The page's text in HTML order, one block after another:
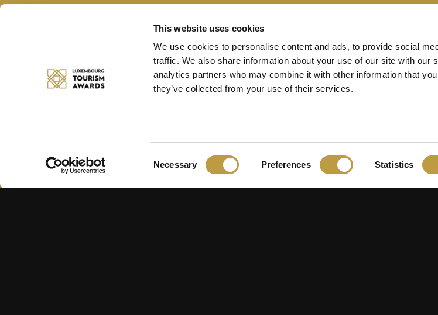
This website uses cookies
We use cookies to personalise content and ads, to provide social
traffic. We also share information about your use of our site with our
analytics partners who may combine it with other information that
they’ve collected from your use of their services.
Necessary Preferences Statistics